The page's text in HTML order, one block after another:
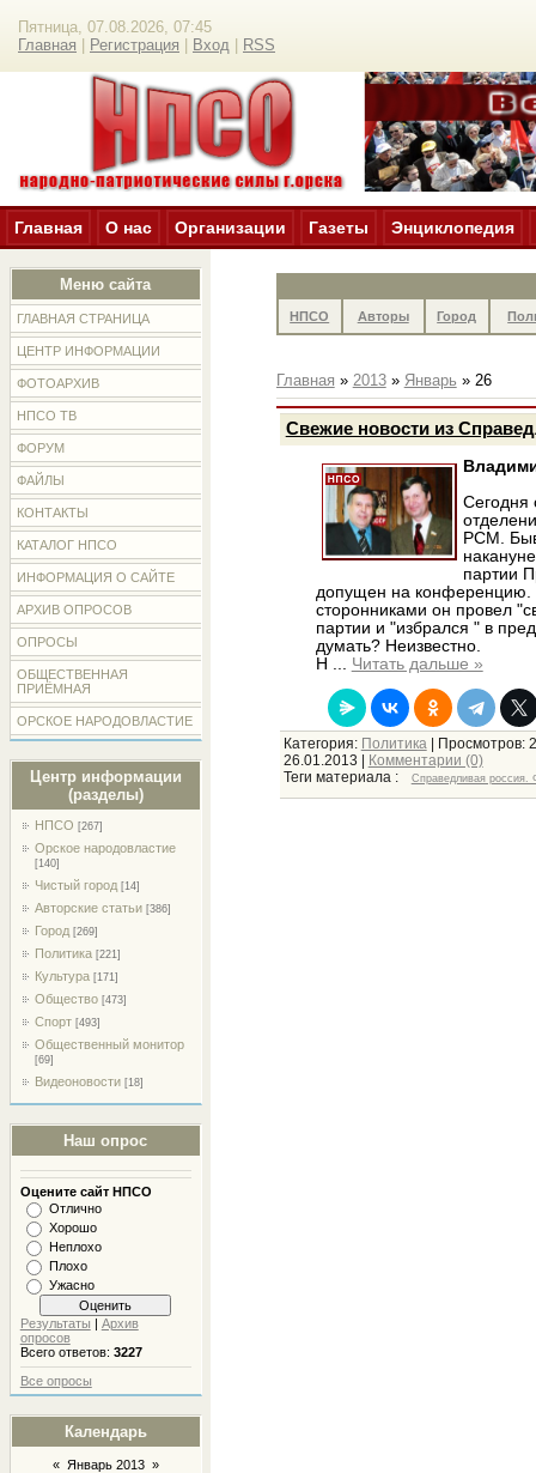
Пятница, 07.08.2026, 07:45
Главная
Регистрация Вход RSS
Главная О нас Организации Газеты Энциклопедия
Меню сайта
ГЛАВНАЯ СТРАНИЦА
ЦЕНТР ИНФОРМАЦИИ
ФОТОАРХИВ
НПСО ТВ
ФОРУМ
ФАЙЛЫ
КОНТАКТЫ
КАТАЛОГ НПСО
ИНФОРМАЦИЯ О САЙТЕ
АРХИВ ОПРОСОВ
ОПРОСЫ
ОБЩЕСТВЕННАЯ
ПРИЁМНАЯ
ОРСКОЕ НАРОДОВЛАСТИЕ
Центр информации
(разделы)
НПСО [267]
Орское народовластие
[140]
Чистый город [14]
Авторские статьи [386]
Город [269]
Политика [221]
Культура [171]
Общество [473]
Спорт [493]
Общественный монитор
[69]
Видеоновости [18]
Наш опрос
Оцените сайт НПСО
Отлично
Хорошо
Неплохо
Плохо
Ужасно
Результаты
Архив
опросов
Всего ответов: 3227
Все опросы
Календарь
« Январь 2013 »
НПСО Авторы Город
Главная » 2013 » Январь » 26
Свежие новости из
Сегодня
РСМ.
партии
допущен на конференцию.
сторонниками он провел
партии и "избрался " в
думать? Неизвестно.
Н ... Читать дальше »
Категория: Политика| Просмотров:
26.01.2013
Комментарии (0)
Теги материала :
Справедливая россия.